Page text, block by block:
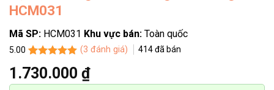
HCM031
Mã SP: HCM031 Khu vực bán: Toàn quốc
5.00
dựa trên
đánh giá
(3 đánh giá) 414đã bán
1.730.000 ₫